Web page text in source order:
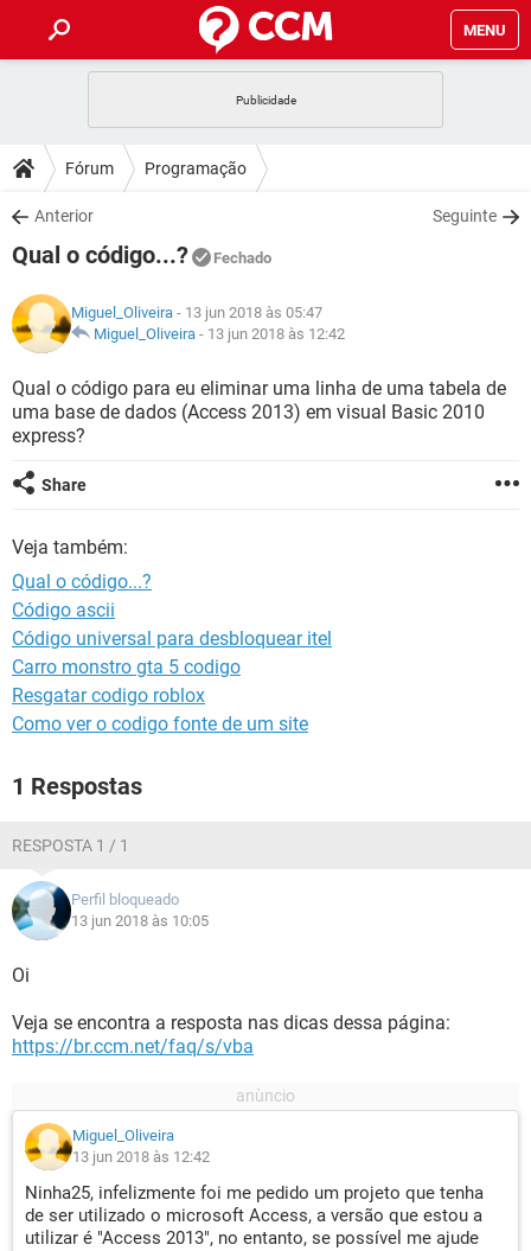
MENU
CELULAR
OUTLOOK
INSTAGRAM
GUIA DE COMPRAS
DICAS
JOGOS
INSTAGRAM GMAIL
GUIA DE COMPRAS
DOWNLOADS
JOGOS
CELULAR
OUTLOOK EXCEL
INSTAGRAM GMAIL
GUIA DE COMPRAS
FÓRUM
JOGOS WHATSAPP
CELULAR
OUTLOOK EXCEL
INSTAGRAM
GUIA DE COMPRAS
GLOSSÁRIO
JOGOS WHATSAPP
CELULAR FACEBOOK
INSTAGRAM
GUIA DE COMPRAS
Fórum Programação
Anterior Seguinte
Qual o código...? Fechado
Miguel_Oliveira - 13 jun 2018 às 05:47
Miguel_Oliveira - 13 jun 2018 às 12:42
Qual o código para eu eliminar uma linha de uma tabela de
uma base de dados (Access 2013) em visual Basic 2010
express?
Share
Veja também:
Qual o código...?
Código ascii
Código universal para desbloquear itel
Carro monstro gta 5 codigo
Resgatar codigo roblox
Como ver o codigo fonte de um site
1 Respostas
RESPOSTA 1 / 1
Perfil bloqueado
13 jun 2018 às 10:05
Oi
Veja se encontra a resposta nas dicas dessa página:
https://br.ccm.net/faq/s/vba
Miguel_Oliveira
13 jun 2018 às 12:42
Ninha25, infelizmente foi me pedido um projeto que tenha
de ser utilizado o microsoft Access, a versão que estou a
utilizar é "Access 2013", no entanto, se possível me ajude